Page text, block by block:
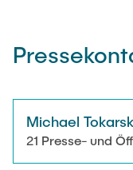
Michael
21 Presse- und